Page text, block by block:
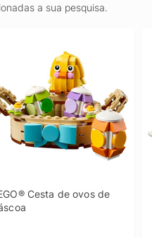
a sua pesquisa.
Cesta de ovos de